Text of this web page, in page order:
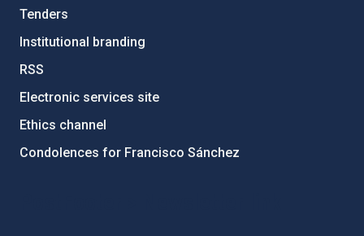
Tenders
Institutional branding
RSS
Electronic services site
Ethics channel
Condolences for Francisco Sánchez